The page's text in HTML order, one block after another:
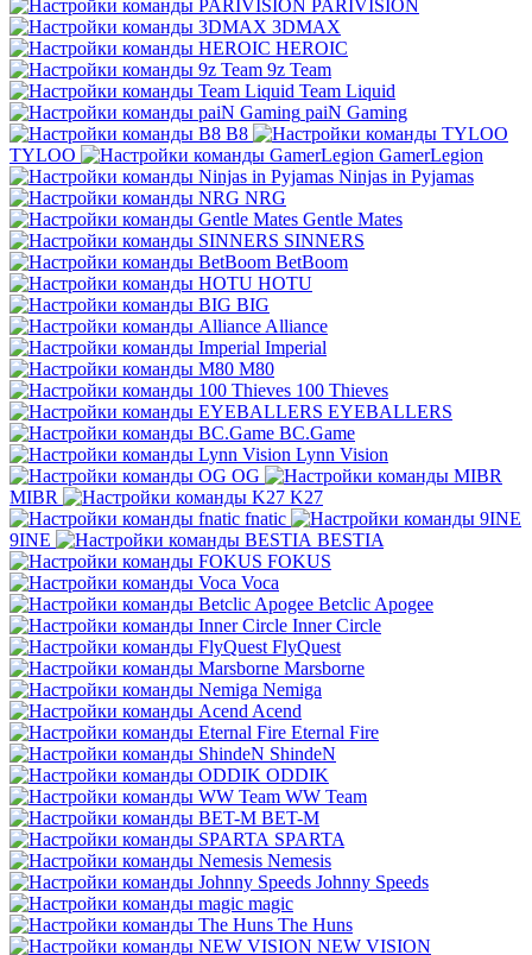
PARIVISION
3DMAX
HEROIC
9z Team
Team Liquid
paiN Gaming
B8
TYLOO
GamerLegion
Ninjas in Pyjamas
NRG
Gentle Mates
SINNERS
BetBoom
HOTU
BIG
Alliance
Imperial
M80
100 Thieves
EYEBALLERS
BC.Game
Lynn Vision
OG
MIBR
K27
fnatic
9INE
BESTIA
FOKUS
Voca
Betclic Apogee
Inner Circle
FlyQuest
Marsborne
Nemiga
Acend
Eternal Fire
ShindeN
ODDIK
WW Team
BET-M
SPARTA
Nemesis
Johnny Speeds
magic
The Huns
NEW VISION